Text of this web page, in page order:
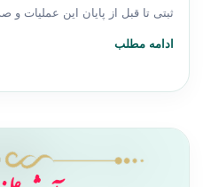
ثبتی تا قبل از پایان این عملیات و
ادامه مطلب